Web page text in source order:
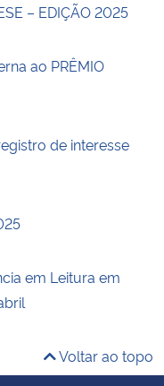
– EDIÇÃO 2025
ao PRÊMIO
de interesse
em Leitura em
Voltar ao topo